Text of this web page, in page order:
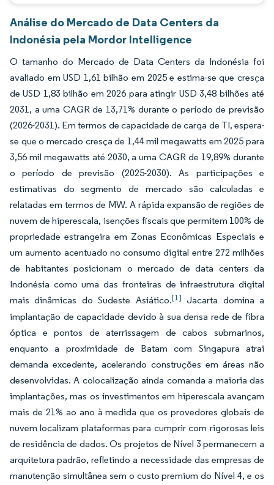
Análise do Mercado de Data Centers da
Indonésia pela Mordor Intelligence
O tamanho do Mercado de Data Centers da Indonésia foi
avaliado em USD 1,61 bilhão em 2025 e estima-se que cresça
de USD 1,83 bilhão em 2026 para atingir USD 3,48 bilhões até
2031, a uma CAGR de 13,71% durante o período de previsão
(2026-2031). Em termos de capacidade de carga de TI, espera-
se que o mercado cresça de 1,44 mil megawatts em 2025 para
3,56 mil megawatts até 2030, a uma CAGR de 19,89% durante
o período de previsão (2025-2030). As participações e
estimativas do segmento de mercado são calculadas e
relatadas em termos de MW. A rápida expansão de regiões de
nuvem de hiperescala, isenções fiscais que permitem 100% de
propriedade estrangeira em Zonas Econômicas Especiais e
um aumento acentuado no consumo digital entre 272 milhões
de habitantes posicionam o mercado de data centers da
Indonésia como uma das fronteiras de infraestrutura digital
mais dinâmicas do Sudeste Asiático.[1] Jacarta domina a
implantação de capacidade devido à sua densa rede de fibra
óptica e pontos de aterrissagem de cabos submarinos,
enquanto a proximidade de Batam com Singapura atrai
demanda excedente, acelerando construções em áreas não
desenvolvidas. A colocalização ainda comanda a maioria das
implantações, mas os investimentos em hiperescala avançam
mais de 21% ao ano à medida que os provedores globais de
nuvem localizam plataformas para cumprir com rigorosas leis
de residência de dados. Os projetos de Nível 3 permanecem a
arquitetura padrão, refletindo a necessidade das empresas de
manutenção simultânea sem o custo premium do Nível 4, e os